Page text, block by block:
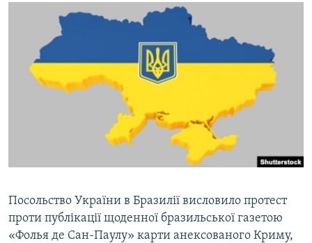
ВСЕ ЗА ДЕНЬ
СПЕЦПРОЕКТИ
ДЕПОРТАЦІЯ
ВІДЕОУРОКИ «ELIFBE»
УКРАЇНСЬКА ПРОБЛЕМА КРИМУ
ЯК ОБІЙТИ БЛОКУВАННЯ
Усі сайти RFE/RL
Посольство України в Бразилії висловило протест
проти публікації щоденної бразильської газетою
«Фолья де Сан-Паулу» карти анексованого Криму,